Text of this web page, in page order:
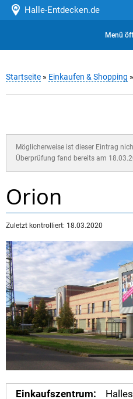
Halle-Entdecken.de
Menü
Startseite » Einkaufen & Shopping »
Möglicherweise ist dieser Eintrag
Überprüfung fand bereits am
Orion
Zuletzt kontrolliert: 18.03.2020
Einkaufszentrum: